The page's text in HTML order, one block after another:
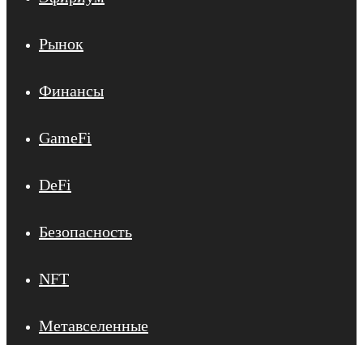
Рынок
Финансы
GameFi
DeFi
Безопасность
NFT
Метавселенные